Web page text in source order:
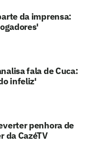
da imprensa:
fala de Cuca:
infeliz'
penhora de
da CazéTV